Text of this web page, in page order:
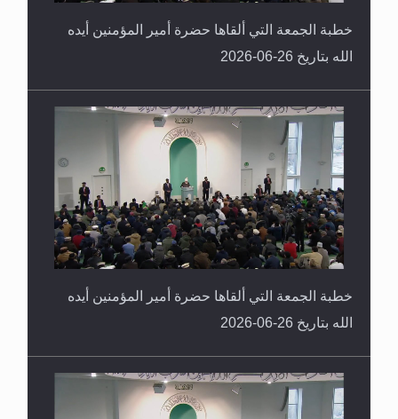
خطبة الجمعة التي ألقاها حضرة أمير المؤمنين أيده